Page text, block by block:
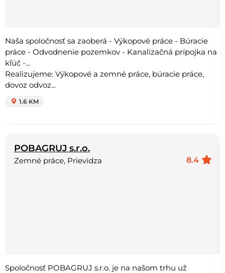
Naša spoločnosť sa zaoberá - Výkopové práce - Búracie
práce - Odvodnenie pozemkov - Kanalizačná prípojka na
kľúč -...
Realizujeme: Výkopové a zemné práce, búracie práce,
dovoz odvoz...
1.6 KM
POBAGRUJ s.r.o.
8.4
Zemné práce, Prievidza
Spoločnosť POBAGRUJ s.r.o. je na našom trhu už